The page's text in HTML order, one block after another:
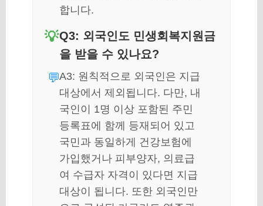
합니다.
Q3: 외국인도 민생회복지원금
을 받을 수 있나요?
A3: 원칙적으로 외국인은 지급
대상에서 제외됩니다. 다만, 내
국인이 1명 이상 포함된 주민
등록표에 함께 등재되어 있고
국민과 동일하게 건강보험에
가입했거나 피부양자, 의료급
여 수급자 자격이 있다면 지급
대상이 됩니다. 또한 외국인만